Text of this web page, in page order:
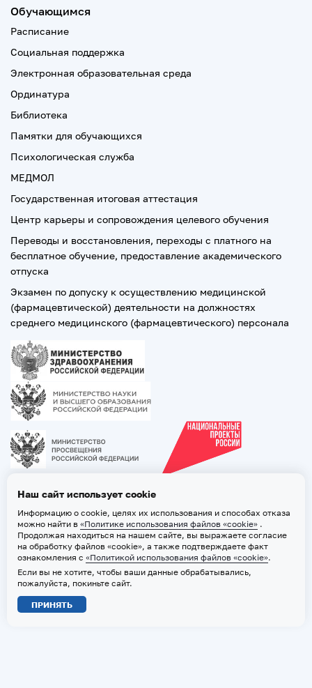
Обучающимся
Расписание
Социальная поддержка
Электронная образовательная среда
Ординатура
Библиотека
Памятки для обучающихся
Психологическая служба
МЕДМОЛ
Государственная итоговая аттестация
Центр карьеры и сопровождения целевого обучения
Переводы и восстановления, переходы с платного на
бесплатное обучение, предоставление академического
отпуска
Экзамен по допуску к осуществлению медицинской
(фармацевтической) деятельности на должностях
среднего медицинского (фармацевтического) персонала
2026 © ТВГМУ. Все права защищены
Политика обработки персональных данных
Политика использования файлов «cookie»
Наш сайт использует cookie
Информацию о cookie, целях их использования и способах отказа
можно найти в «Политике использования файлов «cookie» .
Продолжая находиться на нашем сайте, вы выражаете согласие
на обработку файлов «cookie», а также подтверждаете факт
ознакомления с «Политикой использования файлов «cookie».
Если вы не хотите, чтобы ваши данные обрабатывались,
пожалуйста, покиньте сайт.
ПРИНЯТЬ